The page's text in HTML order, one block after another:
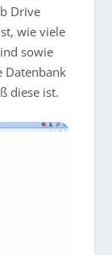
Drive
wie viele
sowie
Datenbank
diese ist.